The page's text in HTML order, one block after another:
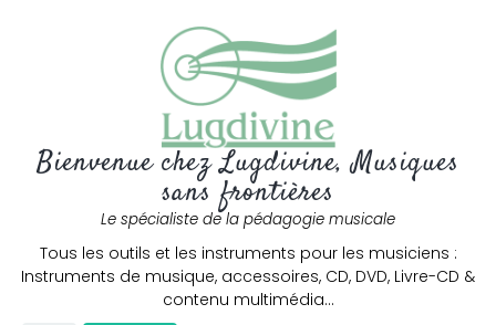
Bienvenue chez Lugdivine, Musiques
sans frontières
Le spécialiste de la pédagogie musicale
Tous les outils et les instruments pour les musiciens :
Instruments de musique, accessoires, CD, DVD, Livre-CD &
contenu multimédia…